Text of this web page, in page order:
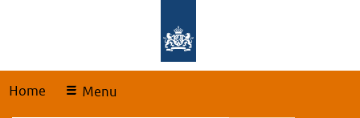
Home Menu